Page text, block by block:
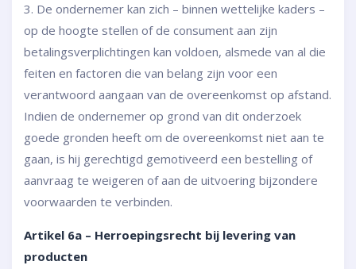
3. De ondernemer kan zich – binnen wettelijke kaders –
op de hoogte stellen of de consument aan zijn
betalingsverplichtingen kan voldoen, alsmede van al die
feiten en factoren die van belang zijn voor een
verantwoord aangaan van de overeenkomst op afstand.
Indien de ondernemer op grond van dit onderzoek
goede gronden heeft om de overeenkomst niet aan te
gaan, is hij gerechtigd gemotiveerd een bestelling of
aanvraag te weigeren of aan de uitvoering bijzondere
voorwaarden te verbinden.
Artikel 6a – Herroepingsrecht bij levering van
producten